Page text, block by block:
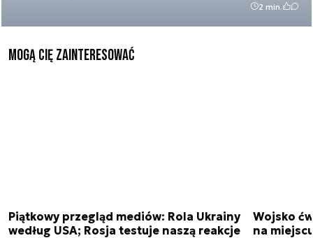
2 min.
Mogą Cię zainteresować
Piątkowy przegląd mediów: Rola Ukrainy
według USA; Rosja testuje naszą reakcje
Wojsko
na